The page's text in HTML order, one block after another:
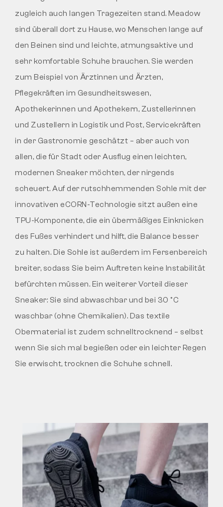
zugleich auch langen Tragezeiten stand. Meadow
sind überall dort zu Hause, wo Menschen lange auf
den Beinen sind und leichte, atmungsaktive und
sehr komfortable Schuhe brauchen. Sie werden
zum Beispiel von Ärztinnen und Ärzten,
Pflegekräften im Gesundheitswesen,
Apothekerinnen und Apothekern, Zustellerinnen
und Zustellern in Logistik und Post, Servicekräften
in der Gastronomie geschätzt – aber auch von
allen, die für Stadt oder Ausflug einen leichten,
modernen Sneaker möchten, der nirgends
scheuert. Auf der rutschhemmenden Sohle mit der
innovativen eCORN-Technologie sitzt außen eine
TPU-Komponente, die ein übermäßiges Einknicken
des Fußes verhindert und hilft, die Balance besser
zu halten. Die Sohle ist außerdem im Fersenbereich
breiter, sodass Sie beim Auftreten keine Instabilität
befürchten müssen. Ein weiterer Vorteil dieser
Sneaker: Sie sind abwaschbar und bei 30 °C
waschbar (ohne Chemikalien). Das textile
Obermaterial ist zudem schnelltrocknend – selbst
wenn Sie sich mal begießen oder ein leichter Regen
Sie erwischt, trocknen die Schuhe schnell.